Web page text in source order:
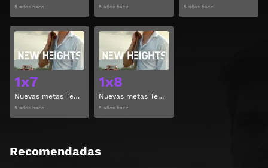
5 años hace 5 años hace 5 años hace
1x7
Nuevas metas Temporada 1 Capitulo 7
5 años hace
Ver
1x8
Nuevas metas Temporada 1 Capitulo 8
5 años hace
Recomendadas